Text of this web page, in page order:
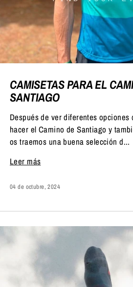
CAMISETAS PARA EL
SANTIAGO
Después de ver diferentes opciones
hacer el Camino de Santiago y
os traemos una buena selección d...
Leer más
04 de octubre, 2024